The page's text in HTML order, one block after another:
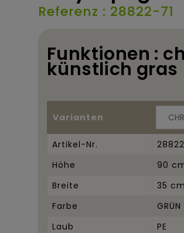
Referenz : 28822-71
Funktionen :
künstlich gras
Varianten
Artikel-Nr.
Höhe
90
Breite
35 cm
Farbe
GRÜN
Laub
PE